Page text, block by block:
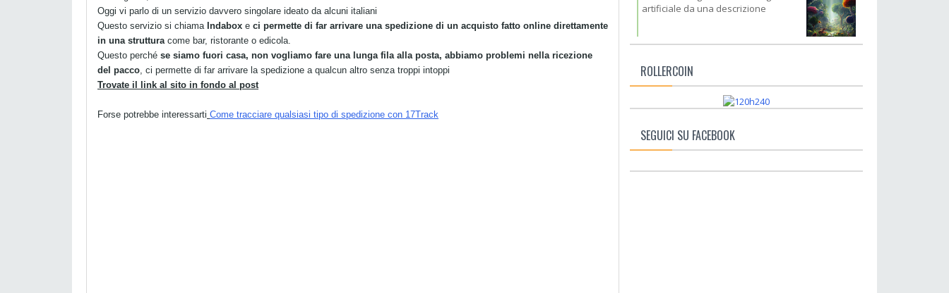
Oggi vi parlo di un servizio davvero singolare ideato da alcuni italiani
Questo servizio si chiama Indabox e ci permette di far arrivare una spedizione di un acquisto fatto online direttamente
in una strutturacome bar, ristorante o edicola.
Questo perché se siamo fuori casa, non vogliamo fare una lunga fila alla posta, abbiamo problemi nella ricezione
del pacco, ci permette di far arrivare la spedizione a qualcun altro senza troppi intoppi
Trovate il link al sito in fondo al post
Forse potrebbe interessarti Come tracciare qualsiasi tipo di spedizione con 17Track
artificiale da una descrizione
ROLLERCOIN
SEGUICI SU FACEBOOK